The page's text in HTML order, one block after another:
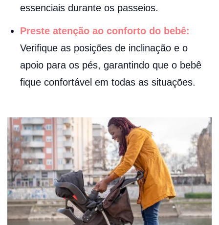
essenciais durante os passeios.
Preste atenção ao conforto do bebê:
Verifique as posições de inclinação e o
apoio para os pés, garantindo que o bebê
fique confortável em todas as situações.